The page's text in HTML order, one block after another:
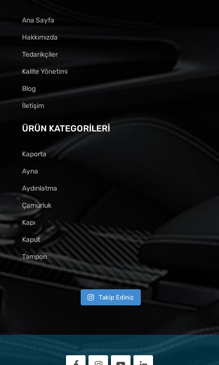
Ana Sayfa
Hakkımızda
Tedarikçiler
Kalite Yönetimi
Blog
İletişim
ÜRÜN KATEGORILERI
Kaporta
Ayna
Aydınlatma
Çamurluk
Kapı
Kaput
Tampon
Takip Ediniz